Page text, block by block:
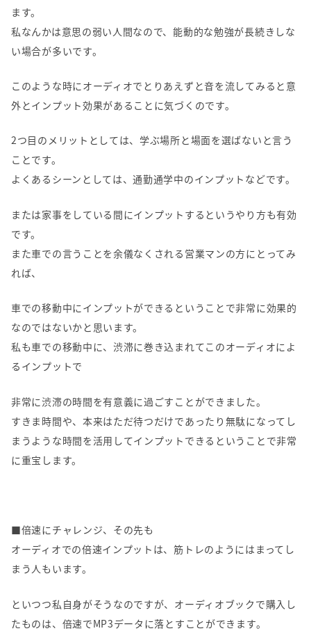
ます。
私なんかは意思の弱い人間なので、能動的な勉強が長続きしな
い場合が多いです。
このような時にオーディオでとりあえずと音を流してみると意
外とインプット効果があることに気づくのです。
2つ目のメリットとしては、学ぶ場所と場面を選ばないと言う
ことです。
よくあるシーンとしては、通勤通学中のインプットなどです。
または家事をしている間にインプットするというやり方も有効
です。
また車での言うことを余儀なくされる営業マンの方にとってみ
れば、
車での移動中にインプットができるということで非常に効果的
なのではないかと思います。
私も車での移動中に、渋滞に巻き込まれてこのオーディオによ
るインプットで
非常に渋滞の時間を有意義に過ごすことができました。
すきま時間や、本来はただ待つだけであったり無駄になってし
まうような時間を活用してインプットできるということで非常
に重宝します。
■倍速にチャレンジ、その先も
オーディオでの倍速インプットは、筋トレのようにはまってし
まう人もいます。
といつつ私自身がそうなのですが、オーディオブックで購入し
たものは、倍速でMP3データに落とすことができます。